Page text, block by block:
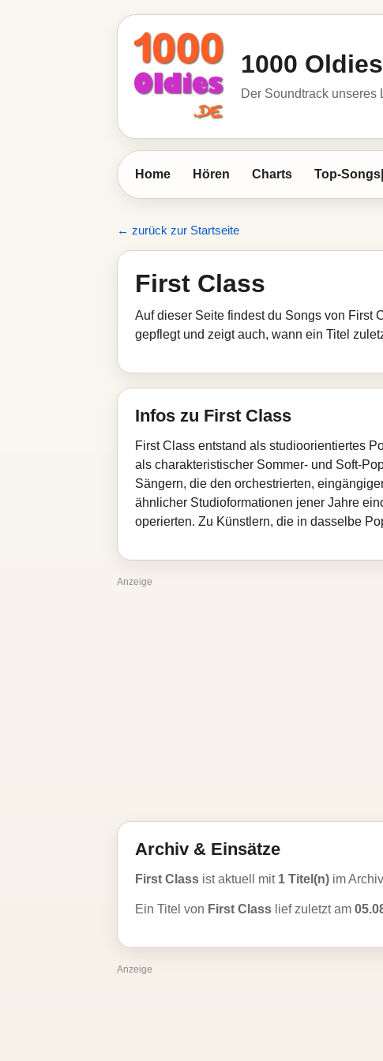
1000 Oldies
Der Soundtrack unseres
Home Hören Charts Top-
← zurück zur Startseite
First Class
Auf dieser Seite findest du Songs von First
gepflegt und zeigt auch, wann ein Titel
Infos zu First Class
First Class entstand als studioorientiertes
als charakteristischer Sommer- und Soft-
Sängern, die den orchestrierten,
ähnlicher Studioformationen jener Jahre
operierten. Zu Künstlern, die in dasselbe
Anzeige
Archiv & Einsätze
First Class ist aktuell mit 1 Titel(n) im
Ein Titel von First Class lief zuletzt am
Anzeige